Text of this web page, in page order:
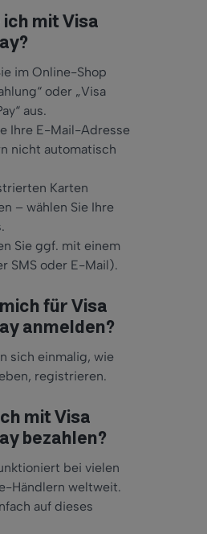
mit Visa
im Online-Shop
oder „Visa
aus.
Ihre E-Mail-Adresse
nicht automatisch
Karten
– wählen Sie Ihre
Sie ggf. mit einem
SMS oder E-Mail).
für Visa
anmelden?
sich einmalig, wie
registrieren.
mit Visa
bezahlen?
bei vielen
Händlern weltweit.
auf dieses